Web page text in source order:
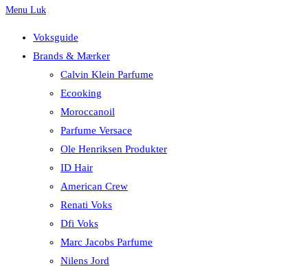
Menu Luk
Voksguide
Brands & Mærker
Calvin Klein Parfume
Ecooking
Moroccanoil
Parfume Versace
Ole Henriksen Produkter
ID Hair
American Crew
Renati Voks
Dfi Voks
Marc Jacobs Parfume
Nilens Jord